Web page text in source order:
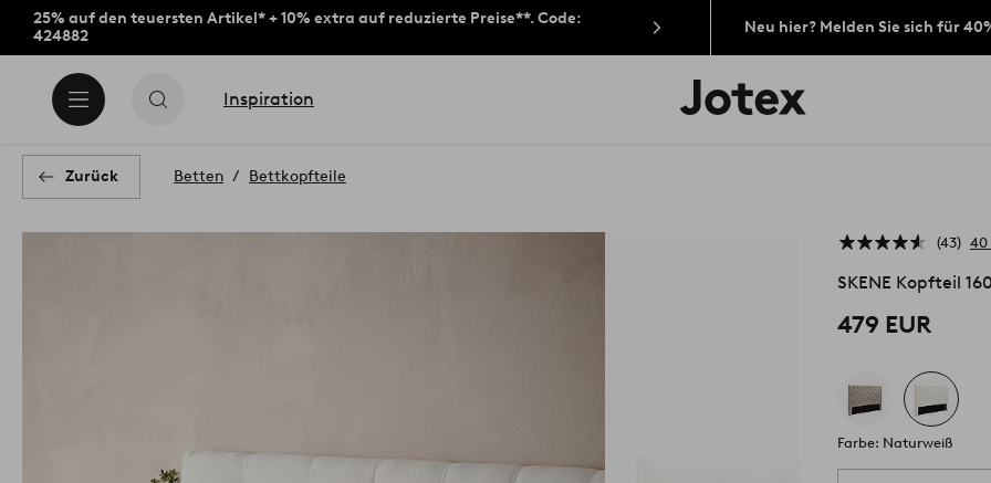
25% auf den teuersten Artikel* + 10% extra auf reduzierte Preise**. Code:
424882
Neu hier? Melden Sie sich für
Inspiration
Jotex-
Logo
Zurück Betten Bettkopfteile
43 40
SKENE Kopfteil
479 EUR
Farbe: Naturweiß